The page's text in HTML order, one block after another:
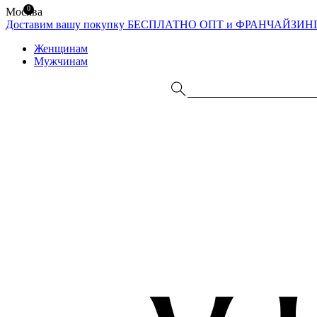
Москва
Доставим вашу покупку БЕСПЛАТНО ОПТ и
Женщинам
Мужчинам
0